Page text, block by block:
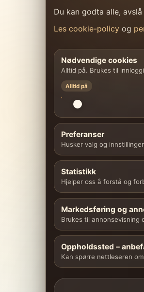
Du kan godta alle,
Les cookie-policy og
Nødvendige cookies
Alltid på. Brukes til
Alltid på
Preferanser
Husker valg og
Statistikk
Hjelper oss å forstå og
Markedsføring og
Brukes til annonsevisning
Oppholdssted –
Kan spørre nettleseren